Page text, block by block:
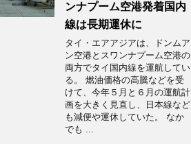
ンナプーム空港発着国内
線は長期運休に
タイ・エアアジアは、ドンムア
ン空港とスワンナプーム空港の
両方でタイ国内線を運航してい
る。 燃油価格の高騰などを受
けて、今年５月と６月の運航計
画を大きく見直し、日本線など
も減便や運休していた。 なか
でも ...